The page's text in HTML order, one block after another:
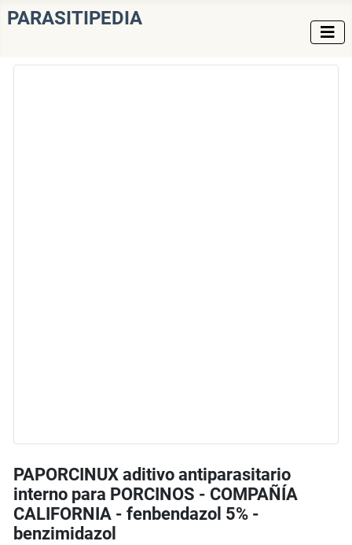
PARASITIPEDIA
PAPORCINUX aditivo antiparasitario
interno para PORCINOS - COMPAÑÍA
CALIFORNIA - fenbendazol 5% -
benzimidazol